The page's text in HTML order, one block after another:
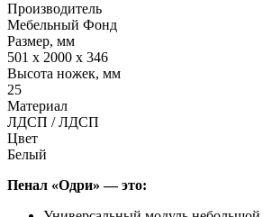
Производитель
Мебельный Фонд
Размер, мм
501 х 2000 х 346
Высота ножек, мм
25
Материал
ЛДСП / ЛДСП
Цвет
Белый
Пенал «Одри» — это: